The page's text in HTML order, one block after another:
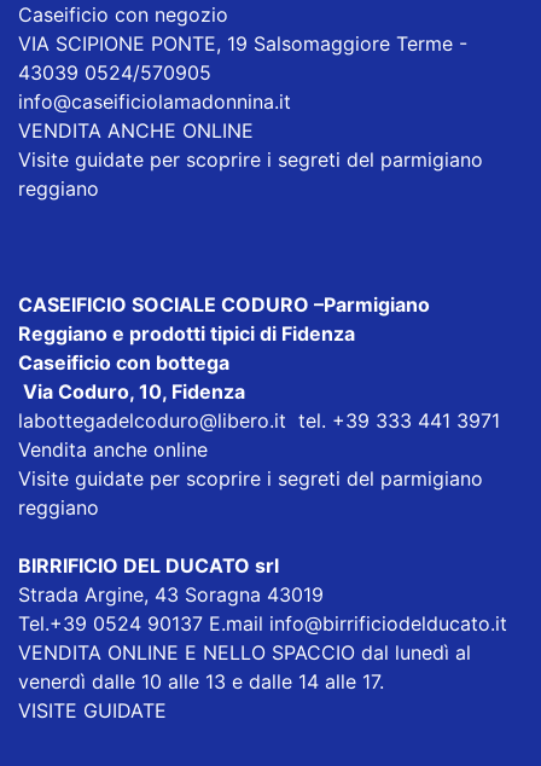
Caseificio con negozio
VIA SCIPIONE PONTE, 19 Salsomaggiore Terme -
43039 0524/570905
info@caseificiolamadonnina.it
VENDITA ANCHE ONLINE
Visite guidate per scoprire i segreti del parmigiano
reggiano
CASEIFICIO SOCIALE CODURO –Parmigiano
Reggiano e prodotti tipici di Fidenza
Caseificio con bottega
Via Coduro, 10, Fidenza
labottegadelcoduro@libero.it tel. +39 333 441 3971
Vendita anche online
Visite guidate per scoprire i segreti del parmigiano
reggiano
BIRRIFICIO DEL DUCATO srl
Strada Argine, 43 Soragna 43019
Tel.+39 0524 90137 E.mail info@birrificiodelducato.it
VENDITA ONLINE E NELLO SPACCIO dal lunedì al
venerdì dalle 10 alle 13 e dalle 14 alle 17.
VISITE GUIDATE